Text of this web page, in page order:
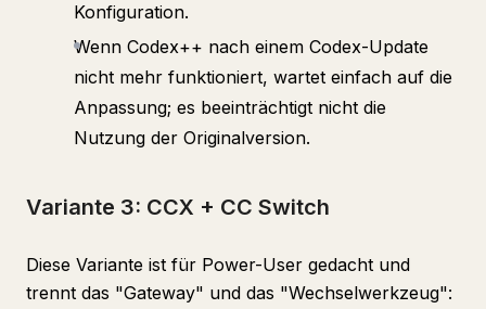
Konfiguration.
Wenn Codex++ nach einem Codex-Update
nicht mehr funktioniert, wartet einfach auf die
Anpassung; es beeinträchtigt nicht die
Nutzung der Originalversion.
Variante 3: CCX + CC Switch
Diese Variante ist für Power-User gedacht und
trennt das "Gateway" und das "Wechselwerkzeug":